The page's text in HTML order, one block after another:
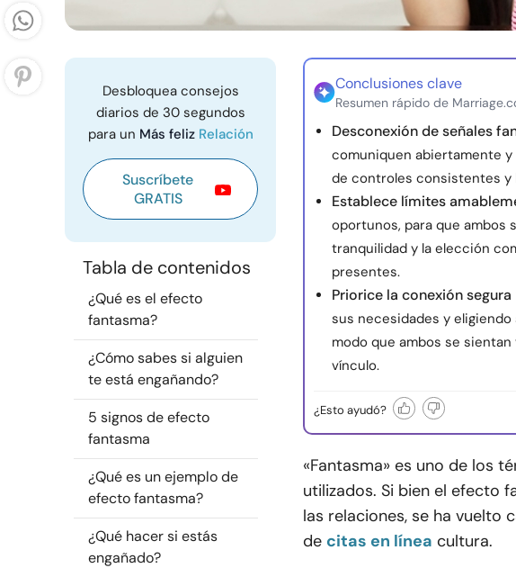
Desbloquea consejos
diarios de 30 segundos
para un Más feliz Relación
Suscríbete
GRATIS
Tabla de contenidos
¿Qué es el efecto
fantasma?
¿Cómo sabes si alguien
te está engañando?
5 signos de efecto
fantasma
¿Qué es un ejemplo de
efecto fantasma?
¿Qué hacer si estás
engañado?
Conclusiones clave
Resumen rápido de
Desconexión de señales
comuniquen abiertamente
de controles consistentes y
Establece límites
oportunos, para que ambos
tranquilidad y la elección
presentes.
Priorice la conexión segura
sus necesidades y
modo que ambos se
vínculo.
¿Esto ayudó?
«Fantasma» es uno de los
utilizados. Si bien el efecto
las relaciones, se ha vuelto
de citas en línea cultura.